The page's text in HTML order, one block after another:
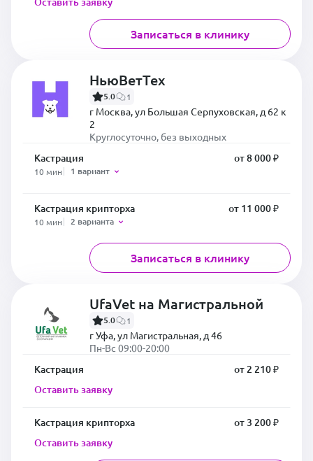
Записаться в клинику
НьюВетТех
5.0 1
г Москва, ул Большая Серпуховская, д 62 к
2
Круглосуточно, без выходных
Кастрация
10 мин 1 вариант
от 8 000 ₽
Кастрация крипторха
10 мин 2 варианта
от 11 000 ₽
Записаться в клинику
UfaVet на Магистральной
5.0 1
г Уфа, ул Магистральная, д 46
Пн-Вс 09:00-20:00
Кастрация
от 2 210 ₽
Оставить заявку
Кастрация крипторха
от 3 200 ₽
Оставить заявку